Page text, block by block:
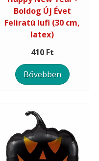
Boldog Új Évet
Feliratú lufi (30 cm,
latex)
410 Ft
Bővebben